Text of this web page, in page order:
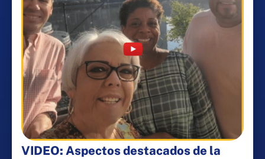
VIDEO: Aspectos destacados de la